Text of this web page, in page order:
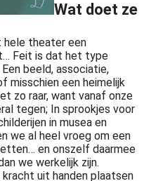
Wat doet ze
hele theater een
Feit is dat het type
Een beeld, associatie,
misschien een heimelijk
zo raar, want vanaf onze
tegen; In sprookjes voor
in musea en
we al heel vroeg om een
en onszelf daarmee
we werkelijk zijn.
uit handen plaatsen